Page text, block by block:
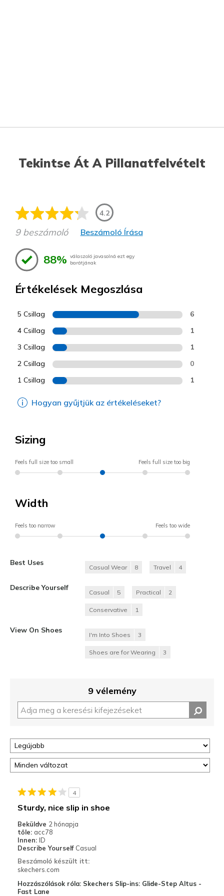
Tekintse Át A Pillanatfelvételt
4.2
9 beszámoló Beszámoló Írása
88% válaszoló javasolná ezt egy
barátjának
Értékelések Megoszlása
5 Csillag 6
4 Csillag 1
3 Csillag 1
2 Csillag 0
1 Csillag 1
Hogyan gyűjtjük az értékeléseket?
Sizing
Feels full size too small Feels full size too big
Width
Feels too narrow Feels too wide
Best Uses
Casual Wear 8 Travel 4
Describe Yourself
Casual 5 Practical 2
Conservative 1
View On Shoes
I'm Into Shoes 3
Shoes are for Wearing 3
9 vélemény
4
Sturdy, nice slip in shoe
Beküldve 2 hónapja
tőle: acc78
Innen: ID
Describe Yourself Casual
Beszámoló készült itt:
skechers.com
Hozzászólások róla: Skechers Slip-ins: Glide-Step Altus -
Fast Lane